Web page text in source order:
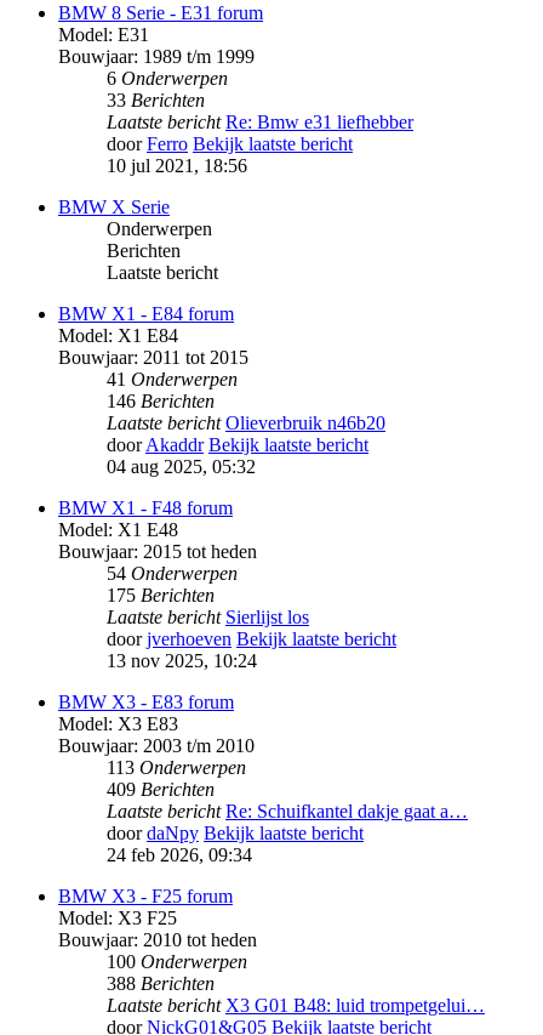
BMW 8 Serie - E31 forum
Model: E31
Bouwjaar: 1989 t/m 1999
6 Onderwerpen
33 Berichten
Laatste bericht Re: Bmw e31 liefhebber
doorFerro Bekijk laatste bericht
10 jul 2021, 18:56
BMW X Serie
Onderwerpen
Berichten
Laatste bericht
BMW X1 - E84 forum
Model: X1 E84
Bouwjaar: 2011 tot 2015
41 Onderwerpen
146 Berichten
Laatste bericht Olieverbruik n46b20
doorAkaddr Bekijk laatste bericht
04 aug 2025, 05:32
BMW X1 - F48 forum
Model: X1 E48
Bouwjaar: 2015 tot heden
54 Onderwerpen
175 Berichten
Laatste bericht Sierlijst los
doorjverhoeven Bekijk laatste bericht
13 nov 2025, 10:24
BMW X3 - E83 forum
Model: X3 E83
Bouwjaar: 2003 t/m 2010
113 Onderwerpen
409 Berichten
Laatste bericht Re: Schuifkantel dakje gaat a…
doordaNpy Bekijk laatste bericht
24 feb 2026, 09:34
BMW X3 - F25 forum
Model: X3 F25
Bouwjaar: 2010 tot heden
100 Onderwerpen
388 Berichten
Laatste bericht X3 G01 B48: luid trompetgelui…
doorNickG01&G05 Bekijk laatste bericht